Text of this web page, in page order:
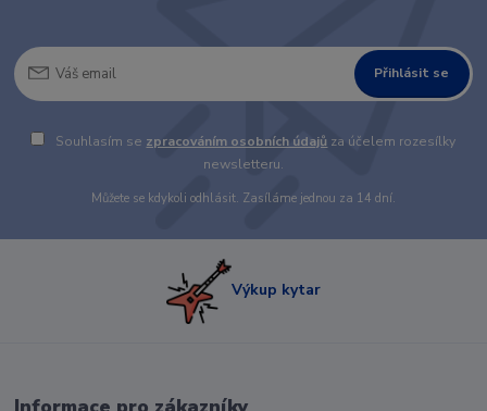
Přihlásit se
Souhlasím se zpracováním osobních údajů za účelem rozesílky
newsletteru.
Můžete se kdykoli odhlásit. Zasíláme jednou za 14 dní.
Výkup kytar